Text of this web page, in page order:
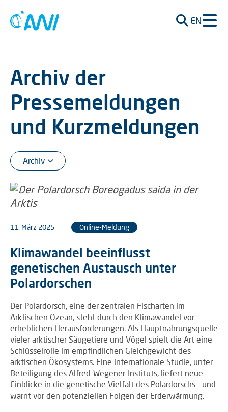
EN
Archiv der
Pressemeldungen
und Kurzmeldungen
11. März 2025 Online-Meldung
Klimawandel beeinflusst
genetischen Austausch unter
Polardorschen
Der Polardorsch, eine der zentralen Fischarten im
Arktischen Ozean, steht durch den Klimawandel vor
erheblichen Herausforderungen. Als Hauptnahrungsquelle
vieler arktischer Säugetiere und Vögel spielt die Art eine
Schlüsselrolle im empfindlichen Gleichgewicht des
arktischen Ökosystems. Eine internationale Studie, unter
Beteiligung des Alfred-Wegener-Instituts, liefert neue
Einblicke in die genetische Vielfalt des Polardorschs – und
warnt vor den potenziellen Folgen der Erderwärmung.